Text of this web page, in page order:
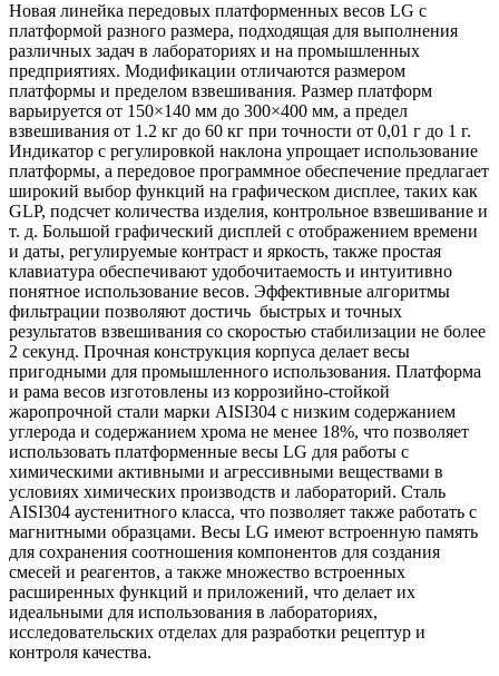
Новая линейка передовых платформенных весов LG с
платформой разного размера, подходящая для выполнения
различных задач в лабораториях и на промышленных
предприятиях. Модификации отличаются размером
платформы и пределом взвешивания. Размер платформ
варьируется от 150×140 мм до 300×400 мм, а предел
взвешивания от 1.2 кг до 60 кг при точности от 0,01 г до 1 г.
Индикатор с регулировкой наклона упрощает использование
платформы, а передовое программное обеспечение предлагает
широкий выбор функций на графическом дисплее, таких как
GLP, подсчет количества изделия, контрольное взвешивание и
т. д. Большой графический дисплей с отображением времени
и даты, регулируемые контраст и яркость, также простая
клавиатура обеспечивают удобочитаемость и интуитивно
понятное использование весов. Эффективные алгоритмы
фильтрации позволяют достичь быстрых и точных
результатов взвешивания со скоростью стабилизации не более
2 секунд. Прочная конструкция корпуса делает весы
пригодными для промышленного использования. Платформа
и рама весов изготовлены из коррозийно-стойкой
жаропрочной стали марки AISI304 с низким содержанием
углерода и содержанием хрома не менее 18%, что позволяет
использовать платформенные весы LG для работы с
химическими активными и агрессивными веществами в
условиях химических производств и лабораторий. Сталь
AISI304 аустенитного класса, что позволяет также работать с
магнитными образцами. Весы LG имеют встроенную память
для сохранения соотношения компонентов для создания
смесей и реагентов, а также множество встроенных
расширенных функций и приложений, что делает их
идеальными для использования в лабораториях,
исследовательских отделах для разработки рецептур и
контроля качества.